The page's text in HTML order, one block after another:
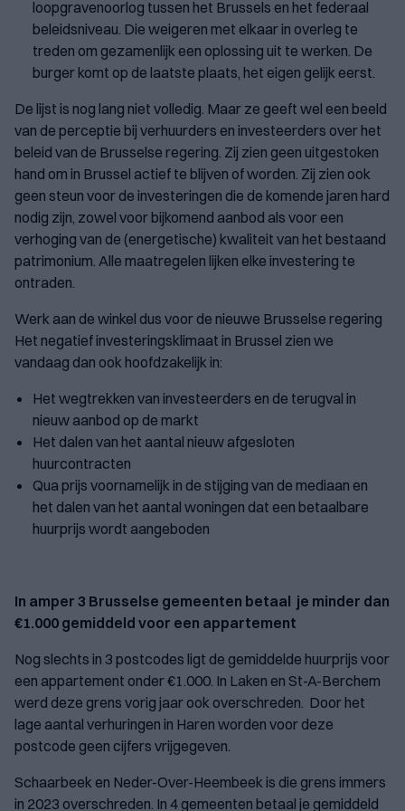
loopgravenoorlog tussen het Brussels en het federaal
beleidsniveau. Die weigeren met elkaar in overleg te
treden om gezamenlijk een oplossing uit te werken. De
burger komt op de laatste plaats, het eigen gelijk eerst.
De lijst is nog lang niet volledig. Maar ze geeft wel een beeld
van de perceptie bij verhuurders en investeerders over het
beleid van de Brusselse regering. Zij zien geen uitgestoken
hand om in Brussel actief te blijven of worden. Zij zien ook
geen steun voor de investeringen die de komende jaren hard
nodig zijn, zowel voor bijkomend aanbod als voor een
verhoging van de (energetische) kwaliteit van het bestaand
patrimonium. Alle maatregelen lijken elke investering te
ontraden.
Werk aan de winkel dus voor de nieuwe Brusselse regering
Het negatief investeringsklimaat in Brussel zien we
vandaag dan ook hoofdzakelijk in:
Het wegtrekken van investeerders en de terugval in
nieuw aanbod op de markt
Het dalen van het aantal nieuw afgesloten
huurcontracten
Qua prijs voornamelijk in de stijging van de mediaan en
het dalen van het aantal woningen dat een betaalbare
huurprijs wordt aangeboden
In amper 3 Brusselse gemeenten betaal je minder dan
€1.000 gemiddeld voor een appartement
Nog slechts in 3 postcodes ligt de gemiddelde huurprijs voor
een appartement onder €1.000. In Laken en St-A-Berchem
werd deze grens vorig jaar ook overschreden. Door het
lage aantal verhuringen in Haren worden voor deze
postcode geen cijfers vrijgegeven.
Schaarbeek en Neder-Over-Heembeek is die grens immers
in 2023 overschreden. In 4 gemeenten betaal je gemiddeld